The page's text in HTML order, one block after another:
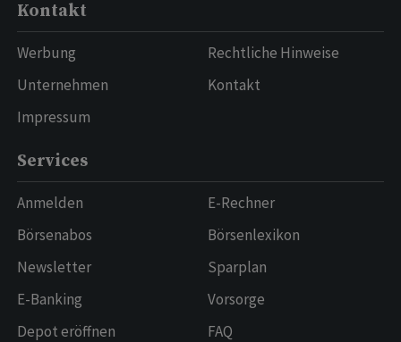
Kontakt
Werbung
Unternehmen
Impressum
Rechtliche Hinweise
Kontakt
Services
Anmelden
Börsenabos
Newsletter
E-Banking
Depot eröffnen
E-Rechner
Börsenlexikon
Sparplan
Vorsorge
FAQ